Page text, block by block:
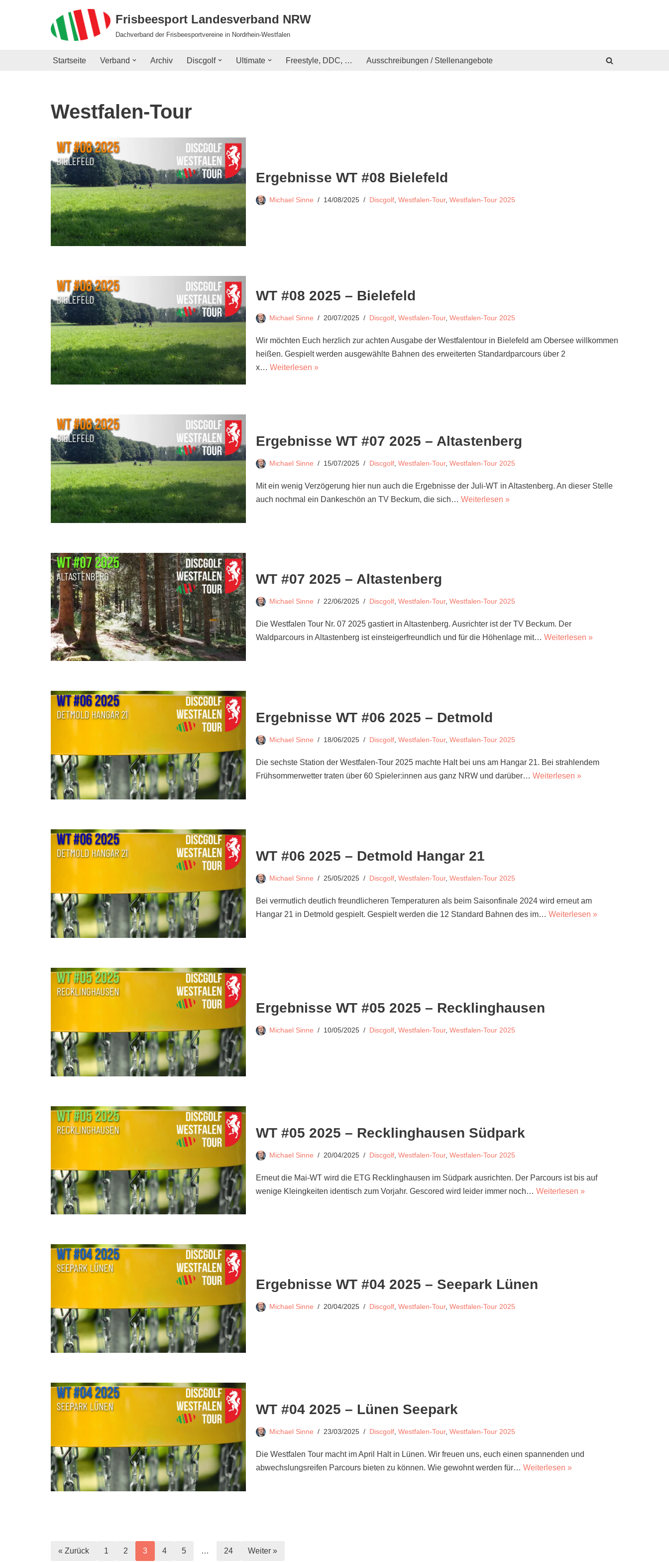
Frisbeesport Landesverband NRW
Dachverband der Frisbeesportvereine in Nordrhein-Westfalen
Startseite Verband Archiv Discgolf Ultimate Freestyle, DDC, … Ausschreibungen / Stellenangebote
Westfalen-Tour
Ergebnisse WT #08 Bielefeld
Michael Sinne 14/08/2025 Discgolf Westfalen-Tour, Westfalen-Tour 2025
WT #08 2025 – Bielefeld
Michael Sinne 20/07/2025 Discgolf, Westfalen-Tour, Westfalen-Tour 2025
Wir möchten Euch herzlich zur achten Ausgabe der Westfalentour in Bielefeld am Obersee willkommen
heißen. Gespielt werden ausgewählte Bahnen des erweiterten Standardparcours über 2
x… Weiterlesen »
Ergebnisse WT #07 2025 – Altastenberg
Michael Sinne 15/07/2025 Discgolf Westfalen-Tour, Westfalen-Tour 2025
Mit ein wenig Verzögerung hier nun auch die Ergebnisse der Juli-WT in Altastenberg. An dieser Stelle
auch nochmal ein Dankeschön an TV Beckum, die sich… Weiterlesen »
WT #07 2025 – Altastenberg
Michael Sinne 22/06/2025 Discgolf, Westfalen-Tour, Westfalen-Tour 2025
Die Westfalen Tour Nr. 07 2025 gastiert in Altastenberg. Ausrichter ist der TV Beckum. Der
Waldparcours in Altastenberg ist einsteigerfreundlich und für die Höhenlage mit… Weiterlesen »
Ergebnisse WT #06 2025 – Detmold
Michael Sinne 18/06/2025 Discgolf, Westfalen-Tour, Westfalen-Tour 2025
Die sechste Station der Westfalen-Tour 2025 machte Halt bei uns am Hangar 21. Bei strahlendem
Frühsommerwetter traten über 60 Spieler:innen aus ganz NRW und darüber… Weiterlesen »
WT #06 2025 – Detmold Hangar 21
Michael Sinne 25/05/2025 Discgolf Westfalen-Tour, Westfalen-Tour 2025
Bei vermutlich deutlich freundlicheren Temperaturen als beim Saisonfinale 2024 wird erneut am
Hangar 21 in Detmold gespielt. Gespielt werden die 12 Standard Bahnen des im… Weiterlesen »
Ergebnisse WT #05 2025 – Recklinghausen
Michael Sinne 10/05/2025 Discgolf Westfalen-Tour, Westfalen-Tour 2025
WT #05 2025 – Recklinghausen Südpark
Michael Sinne 20/04/2025 Discgolf Westfalen-Tour, Westfalen-Tour 2025
Erneut die Mai-WT wird die ETG Recklinghausen im Südpark ausrichten. Der Parcours ist bis auf
wenige Kleingkeiten identisch zum Vorjahr. Gescored wird leider immer noch… Weiterlesen »
Ergebnisse WT #04 2025 – Seepark Lünen
Michael Sinne 20/04/2025 Discgolf, Westfalen-Tour, Westfalen-Tour 2025
WT #04 2025 – Lünen Seepark
Michael Sinne 23/03/2025 Discgolf Westfalen-Tour, Westfalen-Tour 2025
Die Westfalen Tour macht im April Halt in Lünen. Wir freuen uns, euch einen spannenden und
abwechslungsreifen Parcours bieten zu können. Wie gewohnt werden für… Weiterlesen »
« Zurück 1 2 3 4 5 … 24 Weiter »